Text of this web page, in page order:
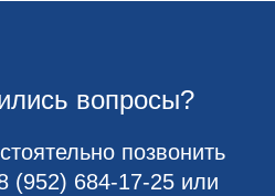
вопросы?
позвонить
(952) 684-17-25или